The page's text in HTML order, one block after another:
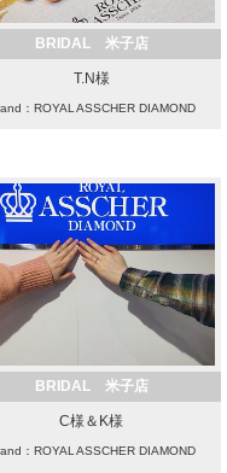
BRIDAL 米子店
T.N様
：ROYAL ASSCHER DIAMOND
BRIDAL 米子店
C様＆K様
：ROYAL ASSCHER DIAMOND